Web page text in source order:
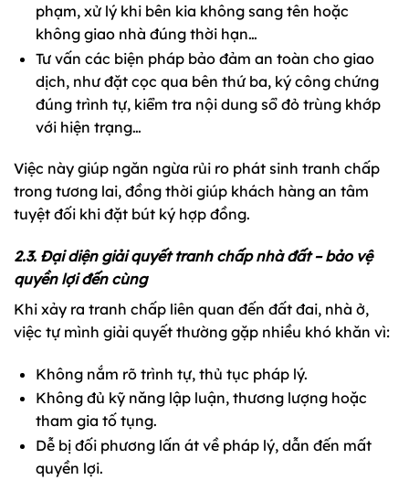
phạm, xử lý khi bên kia không sang tên hoặc
không giao nhà đúng thời hạn…
Tư vấn các biện pháp bảo đảm an toàn cho giao
dịch, như đặt cọc qua bên thứ ba, ký công chứng
đúng trình tự, kiểm tra nội dung sổ đỏ trùng khớp
với hiện trạng…
Việc này giúp ngăn ngừa rủi ro phát sinh tranh chấp
trong tương lai, đồng thời giúp khách hàng an tâm
tuyệt đối khi đặt bút ký hợp đồng.
2.3. Đại diện giải quyết tranh chấp nhà đất – bảo vệ
quyền lợi đến cùng
Khi xảy ra tranh chấp liên quan đến đất đai, nhà ở,
việc tự mình giải quyết thường gặp nhiều khó khăn vì:
Không nắm rõ trình tự, thủ tục pháp lý.
Không đủ kỹ năng lập luận, thương lượng hoặc
tham gia tố tụng.
Dễ bị đối phương lấn át về pháp lý, dẫn đến mất
quyền lợi.